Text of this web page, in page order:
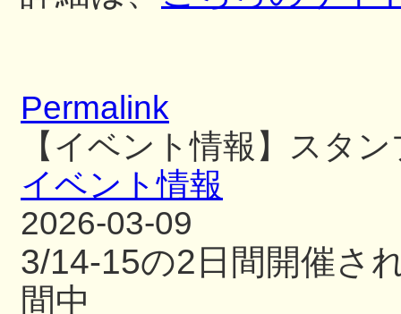
Permalink
【イベント情報】スタ
イベント情報
2026-03-09
3/14-15の2日間開催さ
間中